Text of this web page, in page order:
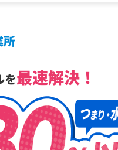
所
を最速解決！